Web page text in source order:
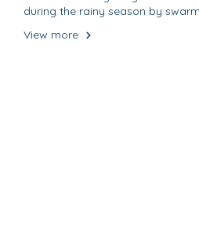
during the rainy season by
View more